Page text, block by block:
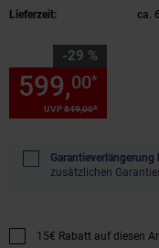
Lieferzeit:
ca.
-29 %
Sie Sparen 29 Prozent,
UVP849,00*
599,00*
Garantieverlängerung
zusätzlichen
Promotion "15€ Rabatt
15€ Rabatt auf diesen